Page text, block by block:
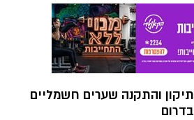
תיקון והתקנה שערים חשמליים
בדרום